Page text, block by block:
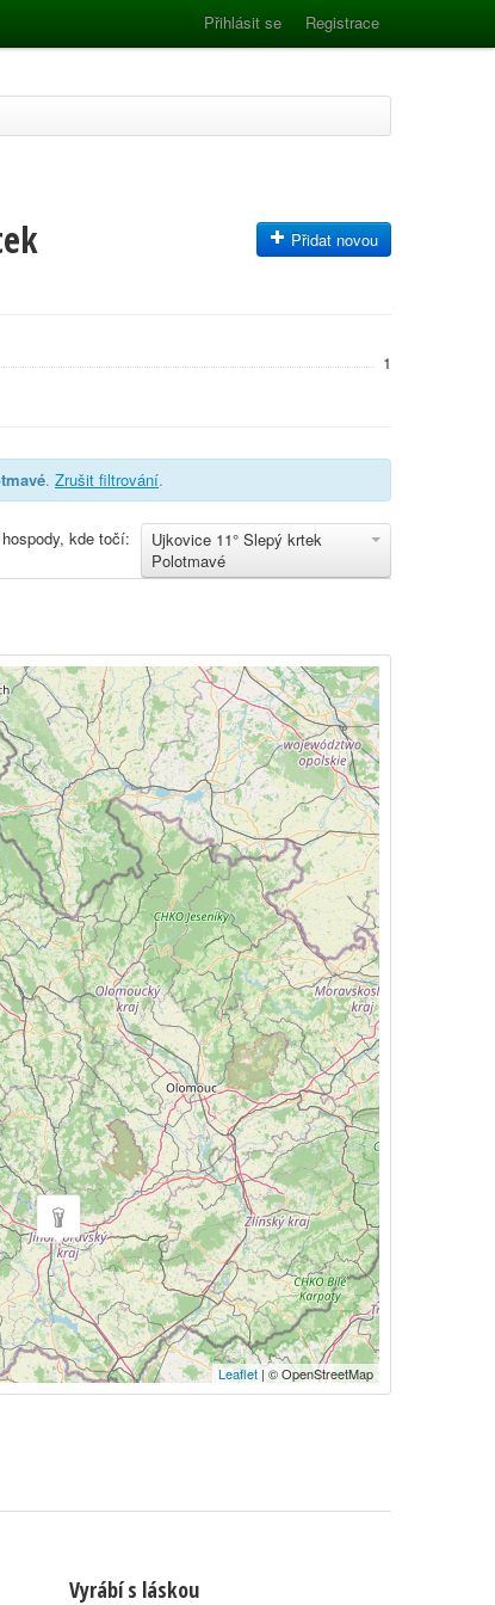
Přihlásit se Registrace
Přidat novou
1
. Zrušit filtrování.
Ujkovice 11° Slepý krtek
Polotmavé
kde točí:
Leaflet | © OpenStreetMap
Vyrábí s láskou